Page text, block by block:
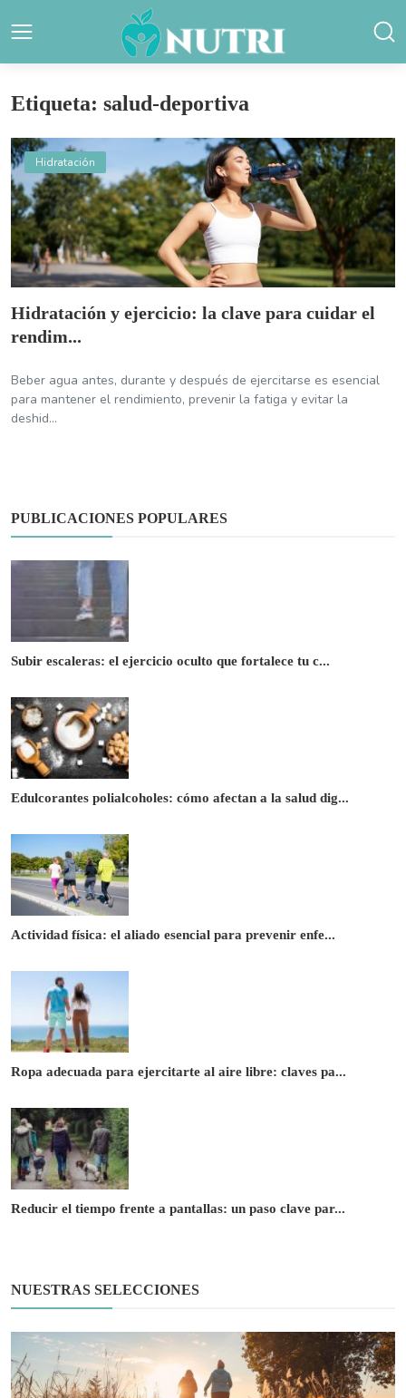
Etiqueta: salud-deportiva
Hidratación
Hidratación y ejercicio: la clave para cuidar el
rendim...
Beber agua antes, durante y después de ejercitarse es esencial
para mantener el rendimiento, prevenir la fatiga y evitar la
deshid...
PUBLICACIONES POPULARES
Subir escaleras: el ejercicio oculto que fortalece tu c...
Edulcorantes polialcoholes: cómo afectan a la salud dig...
Actividad física: el aliado esencial para prevenir enfe...
Ropa adecuada para ejercitarte al aire libre: claves pa...
Reducir el tiempo frente a pantallas: un paso clave par...
NUESTRAS SELECCIONES